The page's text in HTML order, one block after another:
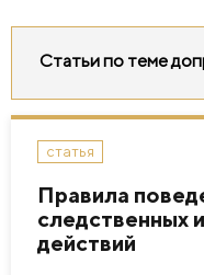
Статьи по теме
статья
Правила
следственных
действий